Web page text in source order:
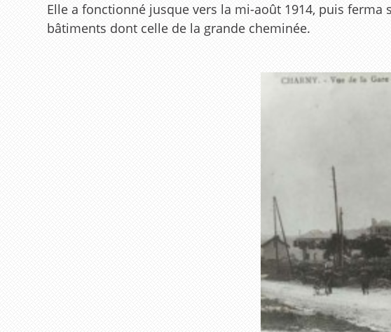
Elle a fonctionné jusque vers la mi-août 1914, puis
bâtiments dont celle de la grande cheminée.